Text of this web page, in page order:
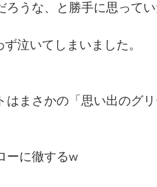
うな、と勝手に思ってい
泣いてしまいました。
まさかの「思い出のグ
ーに徹するw